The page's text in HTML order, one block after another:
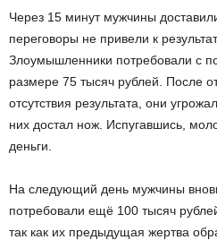
Через 15 минут мужчины
переговоры не привели к
Злоумышленники потребовали с
размере 75 тысяч рублей. После
отсутствия результата, они
них достал нож. Испугавшись,
деньги.
На следующий день мужчины
потребовали ещё 100 тысяч
так как их предыдущая жертва